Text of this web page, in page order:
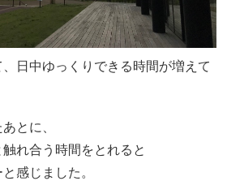
日中ゆっくりできる時間が増えて
とに、
れ合う時間をとれると
感じました。